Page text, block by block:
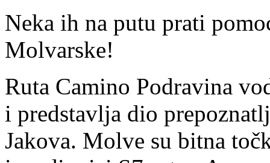
Neka ih na putu prati
Molvarske!
Ruta Camino Podravina
i predstavlja dio
Jakova. Molve su bitna